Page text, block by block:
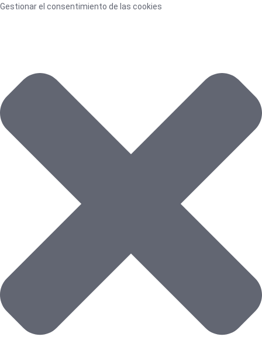
Gestionar el consentimiento de las cookies
Funcional
Preferencias
Estadísticas
Marketing
Ir
al